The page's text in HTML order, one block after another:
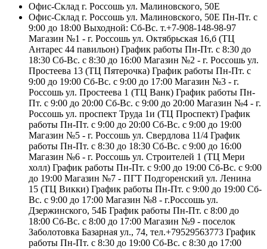
Офис-Склад г. Россошь ул. Малиновского, 50Е
Офис-Склад г. Россошь ул. Малиновского, 50Е Пн-Пт. с
9:00 до 18:00 Выходной: Сб-Вс. т.+7-908-148-98-97
Магазин №1 - г. Россошь ул. Октябрьская 16,б (ТЦ
Антарес 44 павильон) График работы Пн-Пт. с 8:30 до
18:30 Сб-Вс. с 8:30 до 16:00 Магазин №2 - г. Россошь ул.
Простеева 13 (ТЦ Пятерочка) График работы Пн-Пт. с
9:00 до 19:00 Сб-Вс. с 9:00 до 17:00 Магазин №3 - г.
Россошь ул. Простеева 1 (ТЦ Ванк) График работы Пн-
Пт. с 9:00 до 20:00 Сб-Вс. с 9:00 до 20:00 Магазин №4 - г.
Россошь ул. проспект Труда 1и (ТЦ Проспект) График
работы Пн-Пт. с 9:00 до 20:00 Сб-Вс. с 9:00 до 19:00
Магазин №5 - г. Россошь ул. Свердлова 11/4 График
работы Пн-Пт. с 8:30 до 18:30 Сб-Вс. с 9:00 до 16:00
Магазин №6 - г. Россошь ул. Строителей 1 (ТЦ Мери
холл) График работы Пн-Пт. с 9:00 до 19:00 Сб-Вс. с 9:00
до 19:00 Магазин №7 - ПГТ Подгоренский ул. Ленина
15 (ТЦ Викки) График работы Пн-Пт. с 9:00 до 19:00 Сб-
Вс. с 9:00 до 17:00 Магазин №8 - г.Россошь ул.
Дзержинского, 54Б График работы Пн-Пт. с 8:00 до
18:00 Сб-Вс. с 8:00 до 17:00 Магазин №9 - поселок
Заболотовка Базарная ул., 74, тел.+79529563773 График
работы Пн-Пт. с 8:30 до 19:00 Сб-Вс. с 8:30 до 17:00